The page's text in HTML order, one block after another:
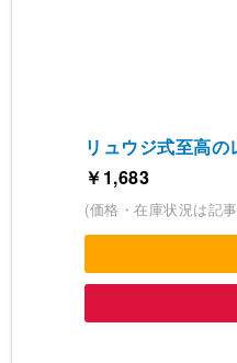
リュウジ式至高
￥1,683
(価格・在庫状況は記